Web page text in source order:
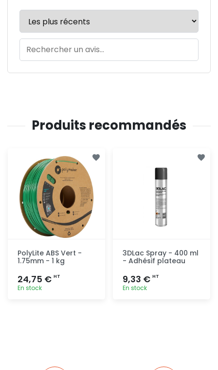
Produits recommandés
PolyLite ABS Vert -
1.75mm - 1 kg
24,75 € HT
En stock
3DLac Spray - 400 ml
- Adhésif plateau
9,33 € HT
En stock